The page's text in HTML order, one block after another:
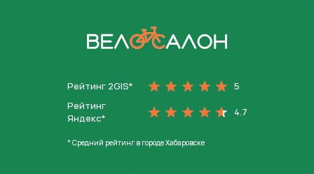
Рейтинг 2GIS*
5
Рейтинг
Яндекс*
4.7
* Средний рейтинг в городе Хабаровске